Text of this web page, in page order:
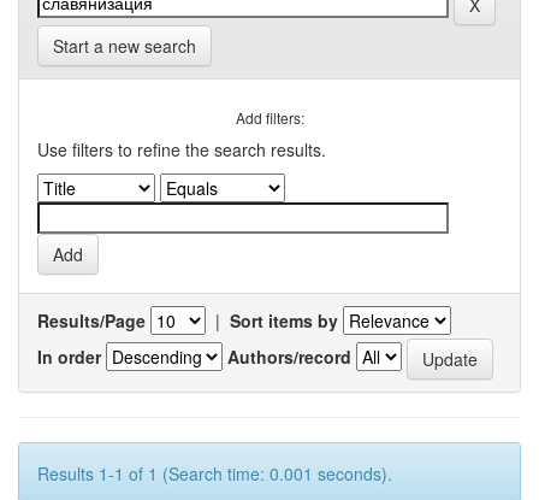
Start a new search
Add filters:
Use filters to refine the search results.
Results/Page | Sort items by
In order
Authors/record
Results 1-1 of 1 (Search time: 0.001 seconds).